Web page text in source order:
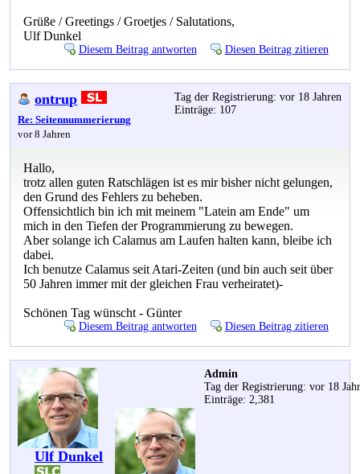
Grüße / Greetings / Groetjes / Salutations,
Ulf Dunkel
Diesem Beitrag antworten Diesen Beitrag zitieren
ontrup
Re: Seitennummerierung
vor 8 Jahren
Tag der Registrierung: vor 18 Jahren
Einträge: 107
Hallo,
trotz allen guten Ratschlägen ist es mir bisher nicht gelungen,
den Grund des Fehlers zu beheben.
Offensichtlich bin ich mit meinem "Latein am Ende" um
mich in den Tiefen der Programmierung zu bewegen.
Aber solange ich Calamus am Laufen halten kann, bleibe ich
dabei.
Ich benutze Calamus seit Atari-Zeiten (und bin auch seit über
50 Jahren immer mit der gleichen Frau verheiratet)-
Schönen Tag wünscht - Günter
Diesem Beitrag antworten Diesen Beitrag zitieren
Ulf Dunkel
Admin
Tag der Registrierung: vor 18
Einträge: 2,381